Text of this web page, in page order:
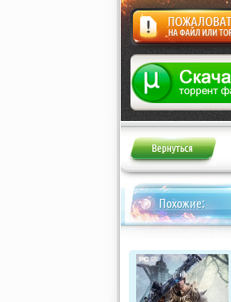
Жалоба
Похожие: